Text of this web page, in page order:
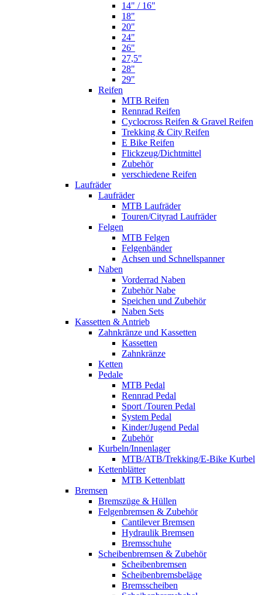
14" / 16"
18"
20"
24"
26"
27,5"
28"
29"
Reifen
MTB Reifen
Rennrad Reifen
Cyclocross Reifen & Gravel Reifen
Trekking & City Reifen
E Bike Reifen
Flickzeug/Dichtmittel
Zubehör
verschiedene Reifen
Laufräder
Laufräder
MTB Laufräder
Touren/Cityrad Laufräder
Felgen
MTB Felgen
Felgenbänder
Achsen und Schnellspanner
Naben
Vorderrad Naben
Zubehör Nabe
Speichen und Zubehör
Naben Sets
Kassetten & Antrieb
Zahnkränze und Kassetten
Kassetten
Zahnkränze
Ketten
Pedale
MTB Pedal
Rennrad Pedal
Sport /Touren Pedal
System Pedal
Kinder/Jugend Pedal
Zubehör
Kurbeln/Innenlager
MTB/ATB/Trekking/E-Bike Kurbel
Kettenblätter
MTB Kettenblatt
Bremsen
Bremszüge & Hüllen
Felgenbremsen & Zubehör
Cantilever Bremsen
Hydraulik Bremsen
Bremsschuhe
Scheibenbremsen & Zubehör
Scheibenbremsen
Scheibenbremsbeläge
Bremsscheiben